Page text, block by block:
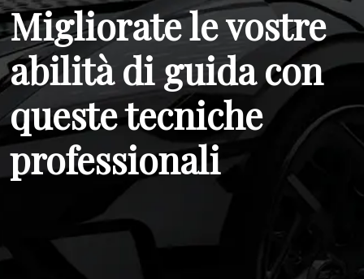
Migliorate le vostre
abilità di guida con
queste tecniche
professionali